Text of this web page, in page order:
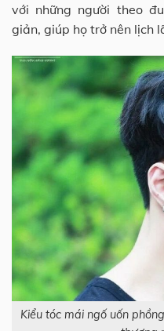
với những người theo
giản, giúp họ trở nên lịch
Kiểu tóc mái ngố uốn